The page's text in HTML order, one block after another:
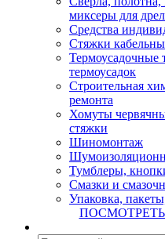
миксеры для
Средства
Стяжки
Термоусадочные
термоусадок
Строительная
ремонта
Хомуты
стяжки
Шиномонтаж
Тумблеры,
Смазки и
Упаковка,